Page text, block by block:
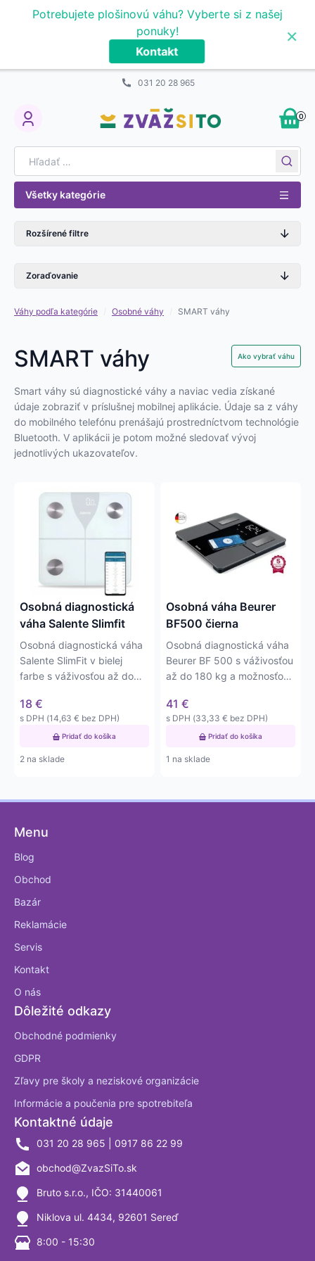
Potrebujete plošinovú váhu? Vyberte si z našej
ponuky!
Kontakt
×
031 20 28 965
My Account
0
Všetky kategórie
Váhy podľa kategórie Osobné váhy SMART váhy
SMART váhy Ako vybrať váhu
Smart váhy sú diagnostické váhy a naviac vedia získané
údaje zobraziť v príslušnej mobilnej aplikácie. Údaje sa z váhy
do mobilného telefónu prenášajú prostredníctvom technológie
Bluetooth. V aplikácii je potom možné sledovať vývoj
jednotlivých ukazovateľov.
Osobná diagnostická
váha Salente Slimfit
Osobná diagnostická váha
Salente SlimFit v bielej
farbe s váživosťou až do
18 €
s DPH (14,63 € bez DPH)
Pridať do košíka
2 na sklade
Osobná váha Beurer
BF500 čierna
Osobná diagnostická váha
Beurer BF 500 s váživosťou
až do 180 kg a možnosťou
41 €
s DPH (33,33 € bez DPH)
Pridať do košíka
1 na sklade
Rozšírené filtre
Zoraďovanie
Menu
Blog
Obchod
Bazár
Reklamácie
Servis
Kontakt
O nás
Dôležité odkazy
Obchodné podmienky
GDPR
Zľavy pre školy a neziskové organizácie
Informácie a poučenia pre spotrebiteľa
Kontaktné údaje
031 20 28 965 | 0917 86 22 99
obchod@ZvazSiTo.sk
Bruto s.r.o., IČO: 31440061
Niklova ul. 4434, 92601 Sereď
8:00 - 15:30